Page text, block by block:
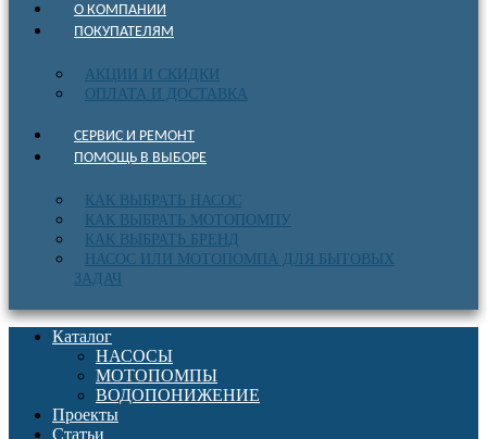
О КОМПАНИИ
ПОКУПАТЕЛЯМ
АКЦИИ И СКИДКИ
ОПЛАТА И ДОСТАВКА
СЕРВИС И РЕМОНТ
ПОМОЩЬ В ВЫБОРЕ
КАК ВЫБРАТЬ НАСОС
КАК ВЫБРАТЬ МОТОПОМПУ
КАК ВЫБРАТЬ БРЕНД
НАСОС ИЛИ МОТОПОМПА ДЛЯ БЫТОВЫХ
ЗАДАЧ
Каталог
НАСОСЫ
МОТОПОМПЫ
ВОДОПОНИЖЕНИЕ
Проекты
Статьи